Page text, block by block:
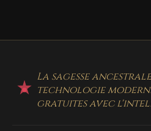
La sagesse
technologie
gratuites avec